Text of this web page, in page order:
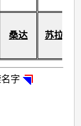
桑达 苏拉
字